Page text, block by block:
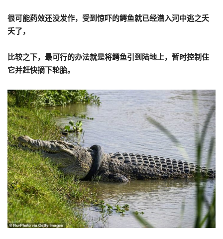
很可能药效还没发作，受到惊吓的鳄鱼就已经潜入河中逃之夭
夭了，
比较之下，最可行的办法就是将鳄鱼引到陆地上，暂时控制住
它并赶快摘下轮胎。